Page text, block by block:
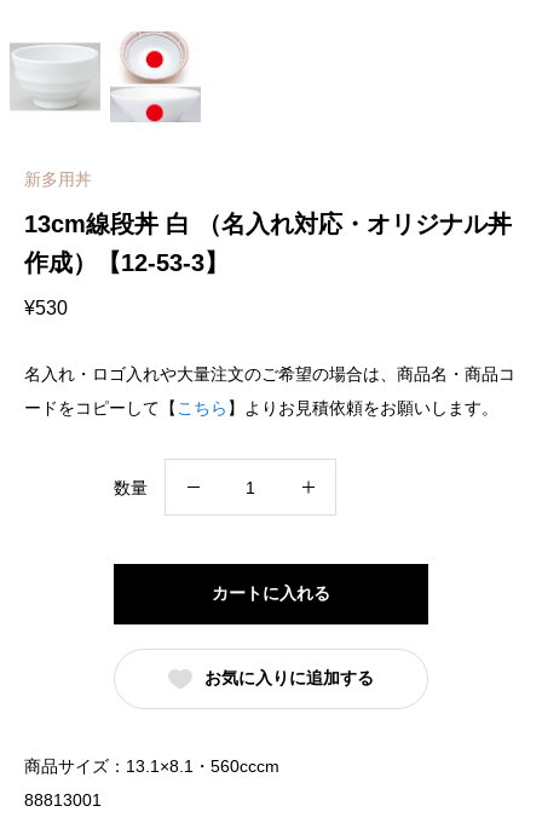
新多用丼
13cm線段丼 白 （名入れ対応・オリジナル丼
作成）【12-53-3】
¥530
名入れ・ロゴ入れや大量注文のご希望の場合は、商品名・商品コ
ードをコピーして【 こちら 】よりお見積依頼をお願いします。
数量
（名
入
れ
カートに入れる
お気に入りに追加する
商品サイズ：13.1×8.1・560cccm
88813001